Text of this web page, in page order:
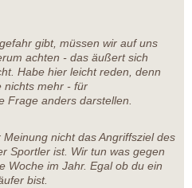
gibt, müssen wir auf uns
achten - das äußert sich
Habe hier leicht reden, denn
nichts mehr - für
Frage anders darstellen.
nicht das Angriffsziel des
Sportler ist. Wir tun was gegen
Woche im Jahr. Egal ob du ein
bist.